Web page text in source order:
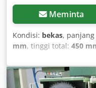
Meminta
Kondisi: bekas,
mm, tinggi total: 450
Sertifikat CE ada:
550mm x 450mm (p x l
Informasi Keuangan